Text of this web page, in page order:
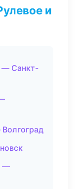
и
— Санкт-
—